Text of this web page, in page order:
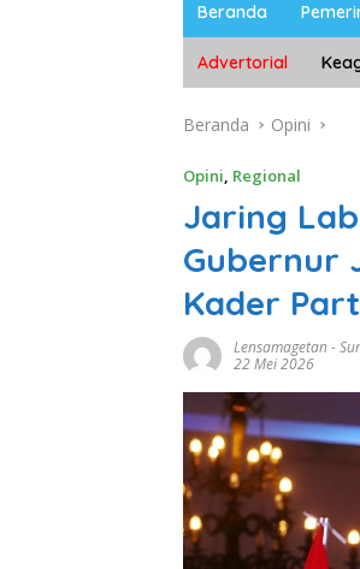
Beranda
Advertorial
Beranda Opini
Opini, Regional
Jaring
Gubernur
Kader
Lensamagetan-
22 Mei 2026